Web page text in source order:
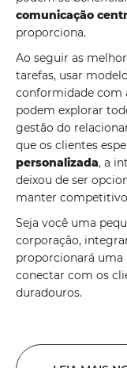
comunicação
proporciona.
Ao seguir as
tarefas, usar
conformidade com
podem explorar
gestão do
que os clientes
personalizada, a
deixou de ser
manter
Seja você uma
corporação,
proporcionará uma
conectar com os
duradouros.